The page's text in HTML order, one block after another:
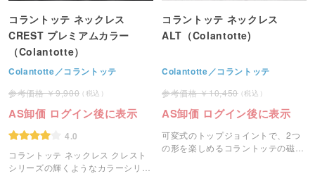
コラントッテ ネックレス
CREST プレミアムカラー
（Colantotte）
Colantotte／コラントッテ
9,900
AS卸価 ログイン後に表示
4.0
コラントッテ ネックレス クレスト
シリーズの輝くようなカラーシリー
コラントッテ ネックレス
ALT（Colantotte)
Colantotte／コラントッテ
10,450
AS卸価 ログイン後に表示
可変式のトップジョイントで、2つ
の形を楽しめるコラントッテの磁気